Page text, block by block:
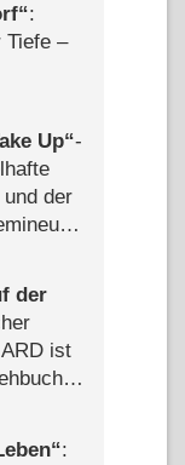
:
Tiefe –
Up -
der
der
ist
: